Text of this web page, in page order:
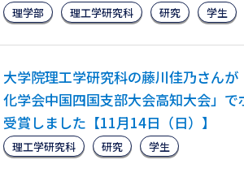
理学部 理工学研究科 研究 学生
大学院理工学研究科の藤川佳乃さん
化学会中国四国支部大会高知大会」で
受賞しました【11月14日（日）】
理工学研究科 研究 学生